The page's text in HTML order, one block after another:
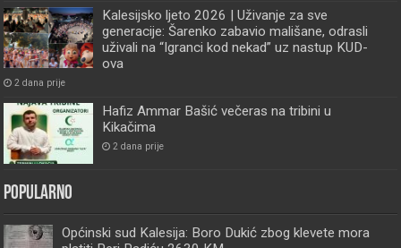
Kalesijsko ljeto 2026 | Uživanje za sve
generacije: Šarenko zabavio mališane, odrasli
uživali na “Igranci kod nekad” uz nastup KUD-
ova
2 dana prije
Hafiz Ammar Bašić večeras na tribini u
Kikačima
2 dana prije
Popularno
Općinski sud Kalesija: Boro Dukić zbog klevete mora